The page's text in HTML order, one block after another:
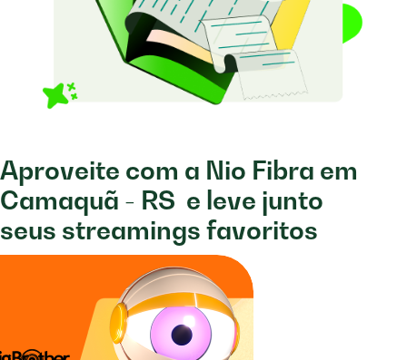
Aproveite com a Nio Fibra em
Camaquã - RS e leve junto
seus streamings favoritos